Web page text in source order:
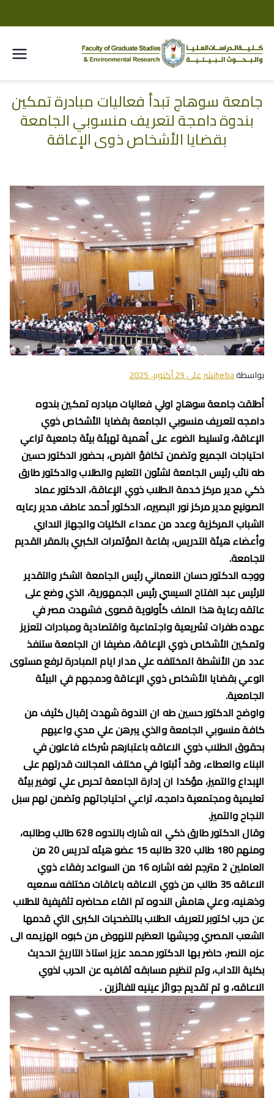
تخطى
المحتوى
كلية
الدراسا
ت
العليا
والبحو
ث
البيئية
جامعة سوهاج تبدأ فعاليات مبادرة تمكين
بندوة دامجة لتعريف منسوبي الجامعة
بقضايا الأشخاص ذوي الإعاقة
بواسطةhebaنشر على29 أكتوبر، 2025
أطلقت جامعة سوهاج اولي فعاليات مبادره تمكين بندوه
دامجه لتعريف منسوبي الجامعة بقضايا الأشخاص ذوي
الإعاقة، وتسليط الضوء على أهمية تهيئة بيئة جامعية تراعي
احتياجات الجميع وتضمن تكافؤ الفرص، بحضور الدكتور حسين
طه نائب رئيس الجامعة لشئون التعليم والطلاب والدكتور طارق
ذكي مدير مركز خدمة الطلاب ذوي الإعاقة، الدكتور عماد
الصونيع مدير مركز نور البصيره، الدكتور أحمد عاطف مدير رعايه
الشباب المركزية وعدد من عمداء الكليات والجهاز الاداري
وأعضاء هيئة التدريس، بقاعة المؤتمرات الكبري بالمقر القديم
للجامعة.
ووجه الدكتور حسان النعماني رئيس الجامعة الشكر والتقدير
للرئيس عبد الفتاح السيسي رئيس الجمهورية، الذي وضع على
عاتقه رعاية هذا الملف كأولوية قصوى فشهدت مصر في
عهده طفرات تشريعية واجتماعية واقتصادية ومبادرات لتعزيز
وتمكين الأشخاص ذوي الإعاقة، مضيفا ان الجامعة ستنفذ
عدد من الأنشطة المختلفه علي مدار ايام المبادرة لرفع مستوى
الوعي بقضايا الأشخاص ذوي الإعاقة ودمجهم في البيئة
الجامعية.
واوضح الدكتور حسين طه ان الندوة شهدت إقبال كثيف من
كافة منسوبي الجامعة والذي يبرهن علي مدي واعيهم
بحقوق الطلاب ذوي الاعاقه باعتبارهم شركاء فاعلون في
البناء والعطاء، وقد أثبتوا في مختلف المجالات قدرتهم على
الإبداع والتميز، مؤكدا ان إدارة الجامعة تحرص علي توفير بيئة
تعليمية ومجتمعية دامجه، تراعي احتياجاتهم وتضمن لهم سبل
النجاح والتميز.
وقال الدكتور طارق ذكي انه شارك بالندوه 628 طالب وطالبه،
ومنهم 180 طالب 320 طالبه 15 عضو هيئه تدريس 20 من
العاملين 2 مترجم لغه اشاره 16 من السواعد رفقاء ذوي
الاعاقه 35 طالب من ذوي الاعاقه باعاقات مختلفه سمعيه
وذهنيه، وعلي هامش الندوه تم القاء محاضره تثقيفية للطلاب
عن حرب اكتوبر لتعريف الطلاب بالتضحيات الكبرى التي قدمها
الشعب المصري وجيشها العظيم للنهوض من كبوه الهزيمه الى
عزه النصر، حاضر بها الدكتور محمد عزيز استاذ التاريخ الحديث
بكلية الآداب، وتم تنظيم مسابقه ثقافيه عن الحرب لذوي
الاعاقه، و تم تقديم جوائز عينيه للفائزين .